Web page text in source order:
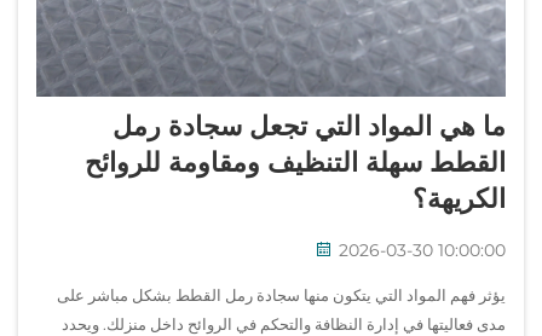
ما هي المواد التي تجعل سجادة رمل
القطط سهلة التنظيف ومقاومة للروائح
الكريهة؟
2026-03-30 10:00:00
يؤثر فهم المواد التي يتكون منها سجادة رمل القطط بشكل مباشر على
مدى فعاليتها في إدارة النظافة والتحكم في الروائح داخل منزلك. ويحدد